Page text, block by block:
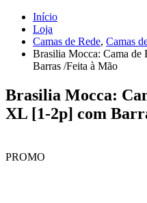
Início
Loja
Camas de Rede, Camas
Brasilia Mocca: Cama
Barras /Feita à Mão
Brasilia Mocca:
XL [1-2p] com
PROMO